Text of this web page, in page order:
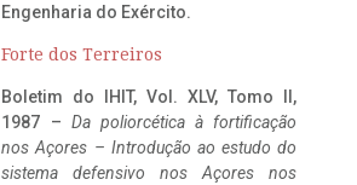
Engenharia do Exército.
Forte dos Terreiros
Boletim do IHIT, Vol. XLV, Tomo II,
1987 – Da poliorcética à fortificação
nos Açores – Introdução ao estudo do
sistema defensivo nos Açores nos